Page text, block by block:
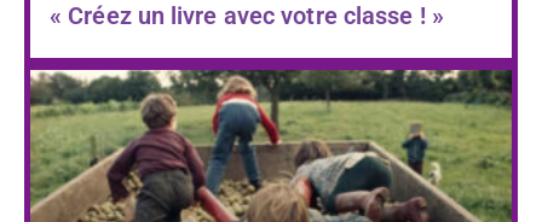
« Créez un livre avec votre classe ! »